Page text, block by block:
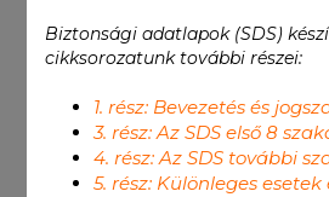
Biztonsági adatlapok (SDS)
cikksorozatunk további részei:
1. rész: Bevezetés és
3. rész: Az SDS első 8
4. rész: Az SDS további
5. rész: Különleges